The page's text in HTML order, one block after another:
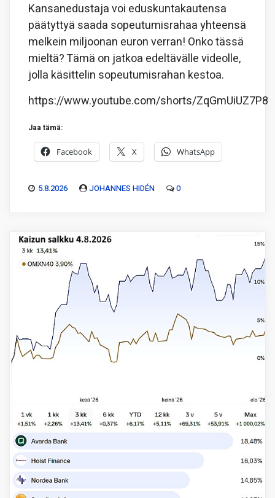
Kansanedustaja voi eduskuntakautensa
päätyttyä saada sopeutumisrahaa yhteensä
melkein miljoonan euron verran! Onko tässä
mieltä? Tämä on jatkoa edeltävälle videolle,
jolla käsittelin sopeutumisrahan kestoa.
https://www.youtube.com/shorts/ZqGmUiUZ7P8
Jaa tämä:
Facebook X WhatsApp
5.8.2026 JOHANNES HIDÉN 0